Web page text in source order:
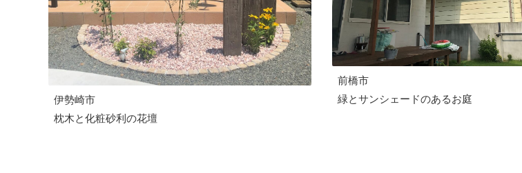
伊勢崎市
枕木と化粧砂利の花壇
前橋市
緑とサンシェードのあるお庭